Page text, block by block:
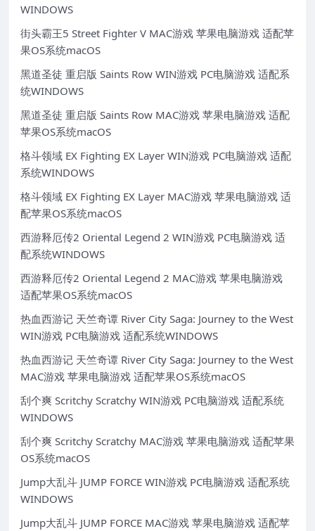
WINDOWS
街头霸王5 Street Fighter V MAC游戏 苹果电脑游戏 适配苹
果OS系统macOS
黑道圣徒 重启版 Saints Row WIN游戏 PC电脑游戏 适配系
统WINDOWS
黑道圣徒 重启版 Saints Row MAC游戏 苹果电脑游戏 适配
苹果OS系统macOS
格斗领域 EX Fighting EX Layer WIN游戏 PC电脑游戏 适配
系统WINDOWS
格斗领域 EX Fighting EX Layer MAC游戏 苹果电脑游戏 适
配苹果OS系统macOS
西游释厄传2 Oriental Legend 2 WIN游戏 PC电脑游戏 适
配系统WINDOWS
西游释厄传2 Oriental Legend 2 MAC游戏 苹果电脑游戏
适配苹果OS系统macOS
热血西游记 天竺奇谭 River City Saga: Journey to the West
WIN游戏 PC电脑游戏 适配系统WINDOWS
热血西游记 天竺奇谭 River City Saga: Journey to the West
MAC游戏 苹果电脑游戏 适配苹果OS系统macOS
刮个爽 Scritchy Scratchy WIN游戏 PC电脑游戏 适配系统
WINDOWS
刮个爽 Scritchy Scratchy MAC游戏 苹果电脑游戏 适配苹果
OS系统macOS
Jump大乱斗 JUMP FORCE WIN游戏 PC电脑游戏 适配系统
WINDOWS
Jump大乱斗 JUMP FORCE MAC游戏 苹果电脑游戏 适配苹